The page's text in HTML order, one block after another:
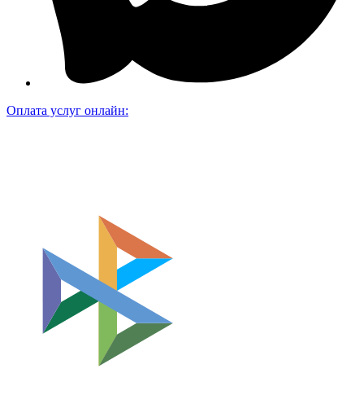
Оплата услуг онлайн: